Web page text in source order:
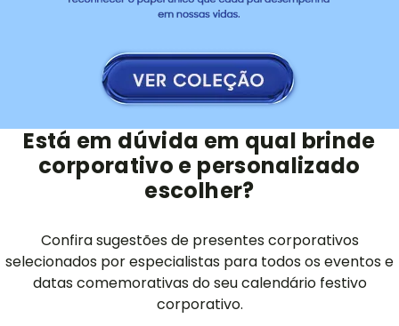
Está em dúvida em qual brinde
corporativo e personalizado
escolher?
Confira sugestões de presentes corporativos
selecionados por especialistas para todos os eventos e
datas comemorativas do seu calendário festivo
corporativo.